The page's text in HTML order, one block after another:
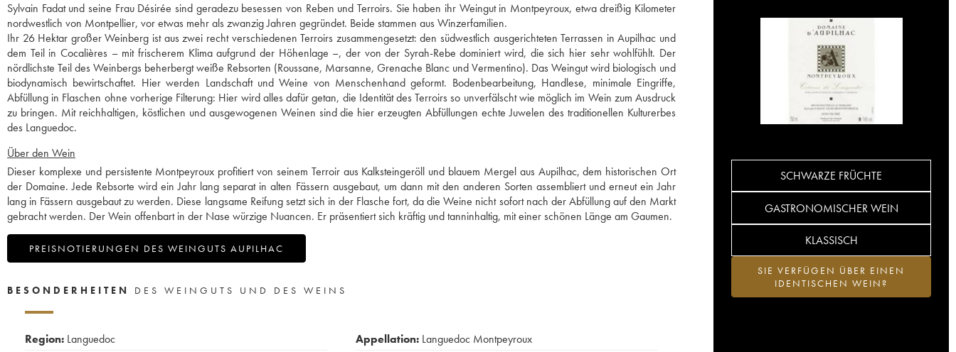
Sylvain Fadat und seine Frau Désirée sind geradezu besessen von Reben und Terroirs. Sie haben ihr Weingut in Montpeyroux, etwa dreißig Kilometer
nordwestlich von Montpellier, vor etwas mehr als zwanzig Jahren gegründet. Beide stammen aus Winzerfamilien.
Ihr 26 Hektar großer Weinberg ist aus zwei recht verschiedenen Terroirs zusammengesetzt: den südwestlich ausgerichteten Terrassen in Aupilhac und
dem Teil in Cocalières – mit frischerem Klima aufgrund der Höhenlage –, der von der Syrah-Rebe dominiert wird, die sich hier sehr wohlfühlt. Der
nördlichste Teil des Weinbergs beherbergt weiße Rebsorten (Roussane, Marsanne, Grenache Blanc und Vermentino). Das Weingut wird biologisch und
biodynamisch bewirtschaftet. Hier werden Landschaft und Weine von Menschenhand geformt. Bodenbearbeitung, Handlese, minimale Eingriffe,
Abfüllung in Flaschen ohne vorherige Filterung: Hier wird alles dafür getan, die Identität des Terroirs so unverfälscht wie möglich im Wein zum Ausdruck
zu bringen. Mit reichhaltigen, köstlichen und ausgewogenen Weinen sind die hier erzeugten Abfüllungen echte Juwelen des traditionellen Kulturerbes
des Languedoc.
Über den Wein
Dieser komplexe und persistente Montpeyroux profitiert von seinem Terroir aus Kalksteingeröll und blauem Mergel aus Aupilhac, dem historischen Ort
der Domaine. Jede Rebsorte wird ein Jahr lang separat in alten Fässern ausgebaut, um dann mit den anderen Sorten assembliert und erneut ein Jahr
lang in Fässern ausgebaut zu werden. Diese langsame Reifung setzt sich in der Flasche fort, da die Weine nicht sofort nach der Abfüllung auf den Markt
gebracht werden. Der Wein offenbart in der Nase würzige Nuancen. Er präsentiert sich kräftig und tanninhaltig, mit einer schönen Länge am Gaumen.
PREISNOTIERUNGEN DES WEINGUTS AUPILHAC
SCHWARZE FRÜCHTE
GASTRONOMISCHER WEIN
KLASSISCH
SIE VERFÜGEN ÜBER EINEN
IDENTISCHEN WEIN?
BESONDERHEITEN DES WEINGUTS UND DES WEINS
Region: Languedoc
Appellation: Languedoc Montpeyroux